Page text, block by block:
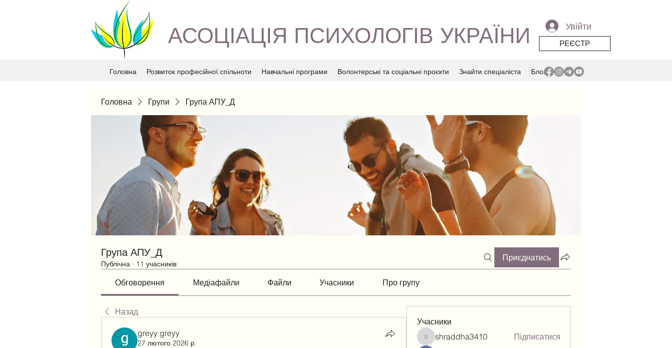
АСОЦІАЦІЯ ПСИХОЛОГІВ УКРАЇНИ Увійти
РЕЄСТР
Головна Розвиток професійної спільноти Навчальні програми Волонтерські та соціальні проєкти Знайти спеціаліста Блог
Головна Групи Група АПУ_Д
Група АПУ_Д
Публічна · 11 учасників
Приєднатись
Обговорення Медіафайли Файли Учасники Про групу
Назад
greyy greyy
27 лютого 2026 р.
Учасники
shraddha3410
shraddha3410
Підписатися